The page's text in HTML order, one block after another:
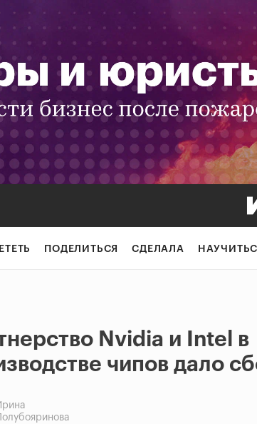
ПОДЕЛИТЬСЯ СДЕЛАЛА
Nvidia и Intel в
чипов дало
Полубояринова